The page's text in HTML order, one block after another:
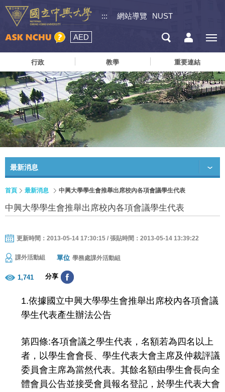
::: 網站導覽 NUST
AED
行政 教學 重要連結
最新消息
首頁 最新消息 中興大學學生會推舉出席校內各項會議學生代表
中興大學學生會推舉出席校內各項會議學生代表
更新時間：2013-05-14 17:30:15 / 張貼時間：2013-05-14 13:39:22
課外活動組 單位 學務處課外活動組
1,741 分享
1.依據國立中興大學學生會推舉出席校內各項會議
學生代表產生辦法公告
第四條:各項會議之學生代表，名額若為四名以上
者，以學生會會長、學生代表大會主席及仲裁評議
委員會主席為當然代表。其餘名額由學生會長向全
體會員公告並接受會員報名登記，於學生代表大會